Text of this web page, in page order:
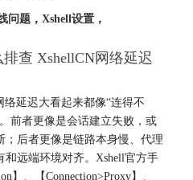
问题， Xshell设置，
查 XshellCN网络延迟
延迟大看起来都像“连得不
前者更像是会话建立失败，或
后者更像是链路本身慢、代理
远端环境对齐。Xshell官方手
】、【Connection>Proxy】、